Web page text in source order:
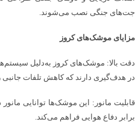
جت‌های جنگی نصب می‌شوند.
مزایای موشک‌های کروز
دقت بالا: موشک‌های کروز به‌دلیل
در هدف‌گیری دارند که کاهش تلفات جانبی
قابلیت مانور: این موشک‌ها توانایی
برابر دفاع هوایی فراهم می‌کند.